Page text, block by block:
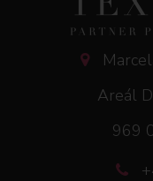
Areál
969